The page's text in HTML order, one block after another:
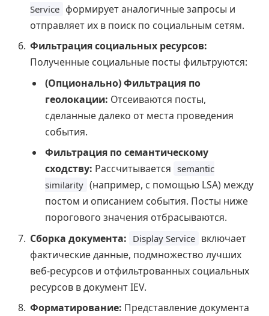
Service формирует аналогичные запросы и
отправляет их в поиск по социальным сетям.
Фильтрация социальных ресурсов:
Полученные социальные посты фильтруются:
(Опционально) Фильтрация по
геолокации: Отсеиваются посты,
сделанные далеко от места проведения
события.
Фильтрация по семантическому
сходству: Рассчитывается semantic
similarity (например, с помощью LSA) между
постом и описанием события. Посты ниже
порогового значения отбрасываются.
Сборка документа: Display Service включает
фактические данные, подмножество лучших
веб-ресурсов и отфильтрованных социальных
ресурсов в документ IEV.
Форматирование: Представление документа